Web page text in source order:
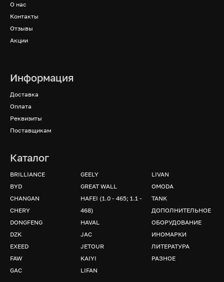
О нас
Контакты
Отзывы
Акции
Информация
Доставка
Оплата
Реквизиты
Поставщикам
Каталог
BRILLIANCE
BYD
CHANGAN
CHERY
DONGFENG
DZK
EXEED
FAW
GAC
GEELY
GREAT WALL
HAFEI (1.0 - 465; 1.1 -
468)
HAVAL
JAC
JETOUR
KAIYI
LIFAN
LIVAN
OMODA
TANK
ДОПОЛНИТЕЛЬНОЕ
ОБОРУДОВАНИЕ
ИНОМАРКИ
ЛИТЕРАТУРА
РАЗНОЕ